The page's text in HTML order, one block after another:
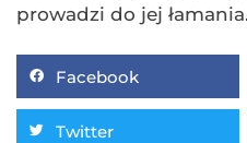
prowadzi do jej łamania.
Facebook
Twitter